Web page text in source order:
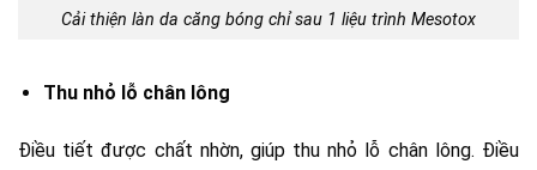
Cải thiện làn da căng bóng chỉ sau 1 liệu trình Mesotox
Thu nhỏ lỗ chân lông
Điều tiết được chất nhờn, giúp thu nhỏ lỗ chân lông. Điều